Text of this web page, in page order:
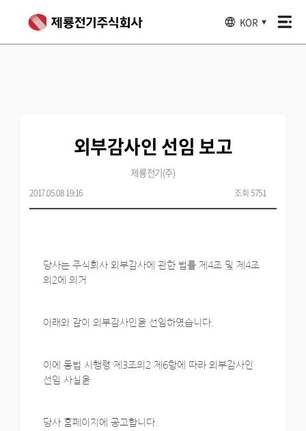
KOR ▼
외부감사인 선임 보고
제룡전기(주)
2017.05.08 19:16 조회 5751
당사는 주식회사 외부감사에 관한 법률 제4조 및 제4조
의2에 의거
아래와 같이 외부감사인을 선임하였습니다.
이에 동법 시행령 제3조의2 제6항에 따라 외부감사인
선임 사실을
당사 홈페이지에 공고합니다.